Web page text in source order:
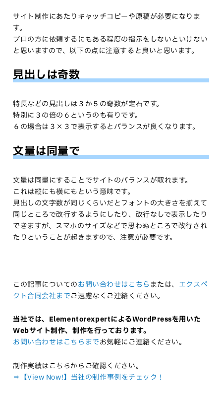
サイト制作にあたりキャッチコピーや原稿が必要になりま
す。
プロの方に依頼するにもある程度の指示をしないといけない
と思いますので、以下の点に注意すると良いと思います。
見出しは奇数
特長などの見出しは３か５の奇数が定石です。
特別に３の倍の６というのも有りです。
６の場合は３×３で表示するとバランスが良くなります。
文量は同量で
文量は同量にすることでサイトのバランスが取れます。
これは縦にも横にもという意味です。
見出しの文字数が同じくらいだとフォントの大きさを揃えて
同じところで改行するようにしたり、改行なしで表示したり
できますが、スマホのサイズなどで思わぬところで改行され
たりということが起きますので、注意が必要です。
この記事についてのお問い合わせはこちら または、 エクスペ
クト合同会社までご遠慮なくご連絡ください。
当社では、ElementorexpertによるWordPressを用いた
Webサイト制作、制作を行っております。
お問い合わせはこちらまでお気軽にご連絡ください。
制作実績はこちらからご確認ください。
⇒【View Now!】当社の制作事例をチェック！